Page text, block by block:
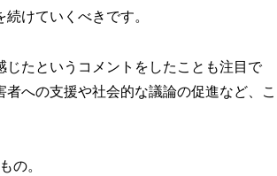
けていくべきです。
たというコメントをしたことも注目で
への支援や社会的な議論の促進など、こ
の。